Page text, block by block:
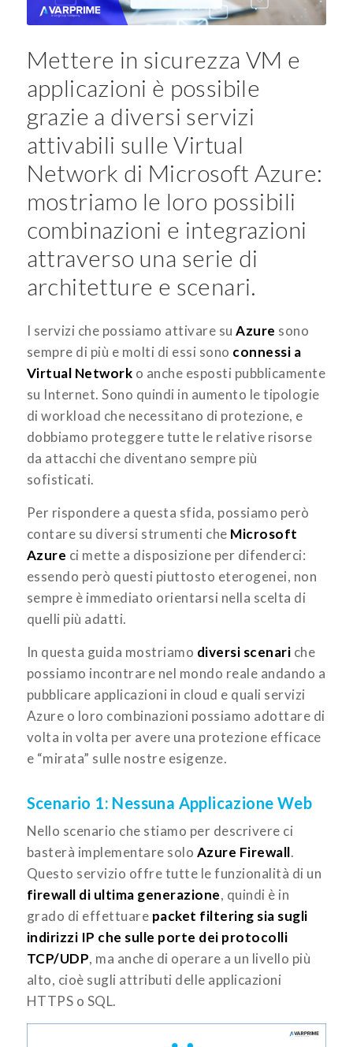
Mettere in sicurezza VM e
applicazioni è possibile
grazie a diversi servizi
attivabili sulle Virtual
Network di Microsoft Azure:
mostriamo le loro possibili
combinazioni e integrazioni
attraverso una serie di
architetture e scenari.
I servizi che possiamo attivare suAzure sono
sempre di più e molti di essi sono connessi a
Virtual Network o anche esposti pubblicamente
su Internet. Sono quindi in aumento le tipologie
di workload che necessitano di protezione, e
dobbiamo proteggere tutte le relative risorse
da attacchi che diventano sempre più
sofisticati.
Per rispondere a questa sfida, possiamo però
contare su diversi strumenti che Microsoft
Azure ci mette a disposizione per difenderci:
essendo però questi piuttosto eterogenei, non
sempre è immediato orientarsi nella scelta di
quelli più adatti.
In questa guida mostriamo diversi scenari che
possiamo incontrare nel mondo reale andando a
pubblicare applicazioni in cloud e quali servizi
Azure o loro combinazioni possiamo adottare di
volta in volta per avere una protezione efficace
e “mirata” sulle nostre esigenze.
Scenario 1: Nessuna Applicazione Web
Nello scenario che stiamo per descrivere ci
basterà implementare solo Azure Firewall.
Questo servizio offre tutte le funzionalità di un
firewall di ultima generazione, quindi è in
grado di effettuare packet filtering sia sugli
indirizzi IP che sulle porte dei protocolli
TCP/UDP, ma anche di operare a un livello più
alto, cioè sugli attributi delle applicazioni
HTTPS o SQL.